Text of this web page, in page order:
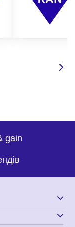
перетелефонуємо
нашими
пунктами:
gain